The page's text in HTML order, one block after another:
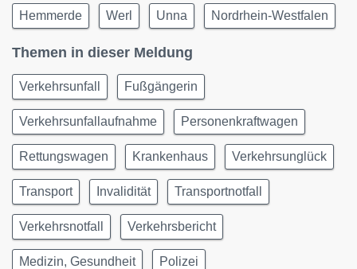
Hemmerde Werl Unna Nordrhein-Westfalen
Themen in dieser Meldung
Verkehrsunfall Fußgängerin
Verkehrsunfallaufnahme Personenkraftwagen
Rettungswagen Krankenhaus Verkehrsunglück
Transport Invalidität Transportnotfall
Verkehrsnotfall Verkehrsbericht
Medizin, Gesundheit Polizei